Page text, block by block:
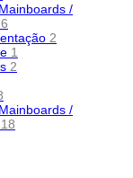
/
6
2
1
2
/
18